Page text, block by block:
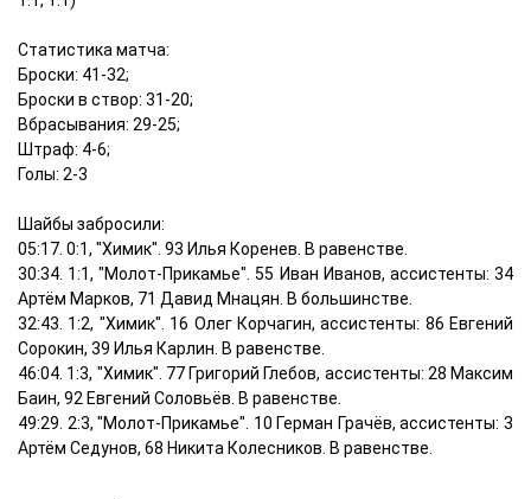
Статистика матча:
Броски: 41-32;
Броски в створ: 31-20;
Вбрасывания: 29-25;
Штраф: 4-6;
Голы: 2-3
Шайбы забросили:
05:17. 0:1, "Химик". 93 Илья Коренев. В равенстве.
30:34. 1:1, "Молот-Прикамье". 55 Иван Иванов, ассистенты: 34
Артём Марков, 71 Давид Мнацян. В большинстве.
32:43. 1:2, "Химик". 16 Олег Корчагин, ассистенты: 86 Евгений
Сорокин, 39 Илья Карлин. В равенстве.
46:04. 1:3, "Химик". 77 Григорий Глебов, ассистенты: 28 Максим
Баин, 92 Евгений Соловьёв. В равенстве.
49:29. 2:3, "Молот-Прикамье". 10 Герман Грачёв, ассистенты: 3
Артём Седунов, 68 Никита Колесников. В равенстве.